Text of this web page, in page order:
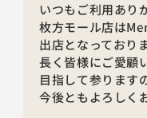
いつもご利用あり
枚方モール店は
出店となっており
長く皆様にご愛顧
目指して参ります
今後ともよろしく